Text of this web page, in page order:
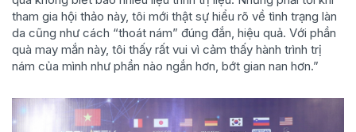
tham gia hội thảo này, tôi mới thật sự hiểu rõ về tình trạng làn
da cũng như cách “thoát nám” đúng đắn, hiệu quả. Với phần
quà may mắn này, tôi thấy rất vui vì cảm thấy hành trình trị
nám của mình như phần nào ngắn hơn, bớt gian nan hơn.”